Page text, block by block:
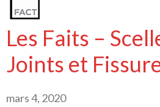
Les Faits –
Joints et
mars 4, 2020